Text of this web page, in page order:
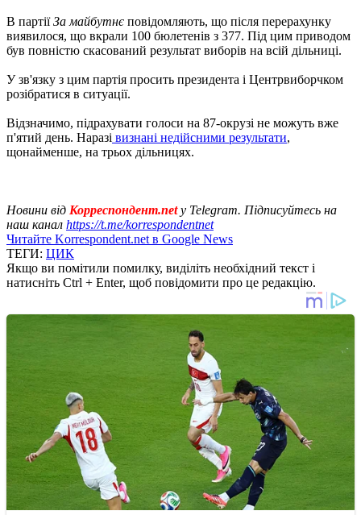
В партіїЗа майбутнє повідомляють, що після перерахунку
виявилося, що вкрали 100 бюлетенів з 377. Під цим приводом
був повністю скасований результат виборів на всій дільниці.
У зв'язку з цим партія просить президента і Центрвиборчком
розібратися в ситуації.
Відзначимо, підрахувати голоси на 87-окрузі не можуть вже
п'ятий день. Наразі визнані недійсними результати,
щонайменше, на трьох дільницях.
Новини від Корреспондент.netу Telegram. Підписуйтесь на
наш канал https://t.me/korrespondentnet
Читайте Korrespondent.net в Google News
ТЕГИ: ЦИК
Якщо ви помітили помилку, виділіть необхідний текст і
натисніть Ctrl + Enter, щоб повідомити про це редакцію.